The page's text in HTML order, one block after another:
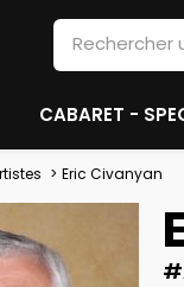
CABARET -
Eric Civanyan